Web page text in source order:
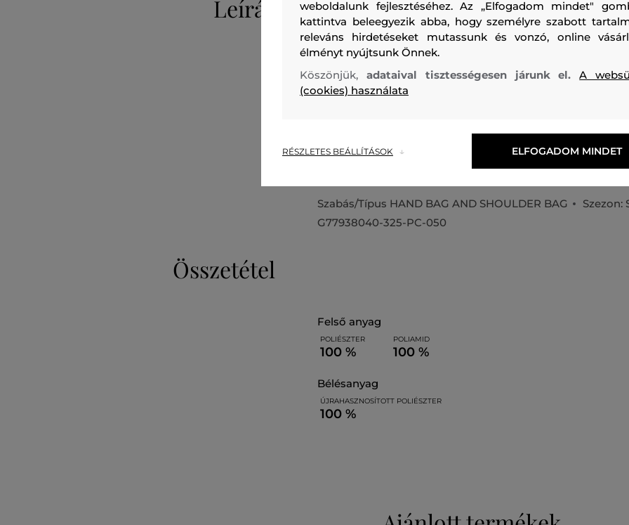
Leírás
Könnyű és tartós sporttáska, amely 35 l űrtartalmú.
hordozófülekkel, külső cipzáras zsebbel és főrekesszel,
nyílással van ellátva - ezt YKK cipzár két belső zseb és
Megbízhatóan elfér majd benne edzés- és
barátokkal töltött hétvégi kirándulás során is.
Szabás/Típus HAND BAG AND SHOULDER BAG Szezon:
G77938040-325-PC-050
Összetétel
felső anyag
POLIÉSZTER
100 %
POLIAMID
100 %
bélésanyag
ÚJRAHASZNOSÍTOTT POLIÉSZTER
100 %
weboldalunk fejlesztéséhez. Az „Elfogadom mindet"
kattintva beleegyezik abba, hogy személyre szabott
releváns hirdetéseket mutassunk és vonzó, online
élményt nyújtsunk Önnek.
Köszönjük, adataival tisztességesen járunk el.A
(cookies) használata
RÉSZLETES BEÁLLÍTÁSOK ELFOGADOM MINDET